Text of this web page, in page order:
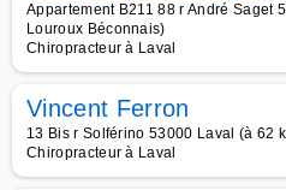
Appartement B211 88 r André Saget
Louroux Béconnais)
Chiropracteur à Laval
Vincent Ferron
13 Bis r Solférino 53000 Laval (à 62
Chiropracteur à Laval